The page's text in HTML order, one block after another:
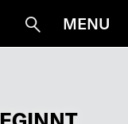
Suche
MENU